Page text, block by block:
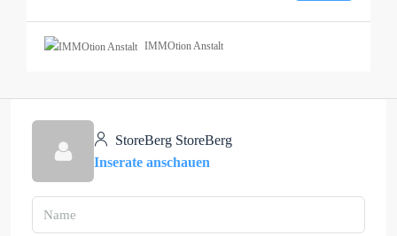
IMMOtion Anstalt
StoreBerg StoreBerg
Inserate anschauen